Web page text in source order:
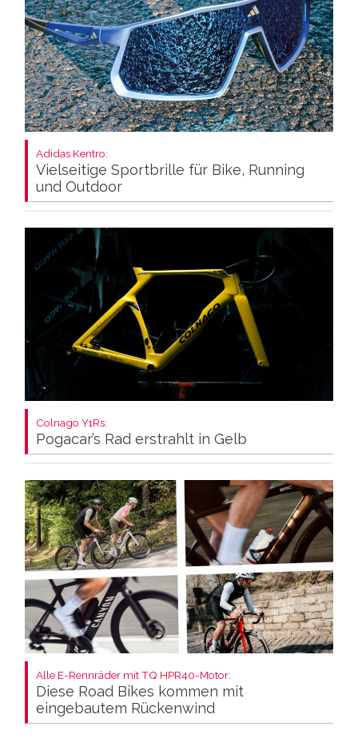
Adidas Kentro:
Vielseitige Sportbrille für Bike, Running
und Outdoor
Colnago Y1Rs:
Pogacar’s Rad erstrahlt in Gelb
Alle E-Rennräder mit TQ HPR40-Motor:
Diese Road Bikes kommen mit
eingebautem Rückenwind